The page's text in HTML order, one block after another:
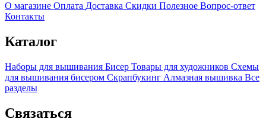
О магазине Оплата Доставка Скидки Полезное Вопрос-ответ
Контакты
Каталог
Наборы для вышивания Бисер Товары для художников Схемы
для вышивания бисером Скрапбукинг Алмазная вышивка Все
разделы
Связаться